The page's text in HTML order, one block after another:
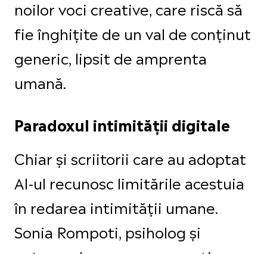
noilor voci creative, care riscă să
fie înghițite de un val de conținut
generic, lipsit de amprenta
umană.
Paradoxul intimității digitale
Chiar și scriitorii care au adoptat
AI-ul recunosc limitările acestuia
în redarea intimității umane.
Sonia Rompoti, psiholog și